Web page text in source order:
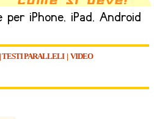
TESTI PARALLELI| VIDEO